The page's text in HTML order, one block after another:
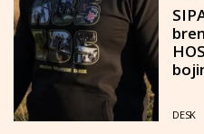
DESK